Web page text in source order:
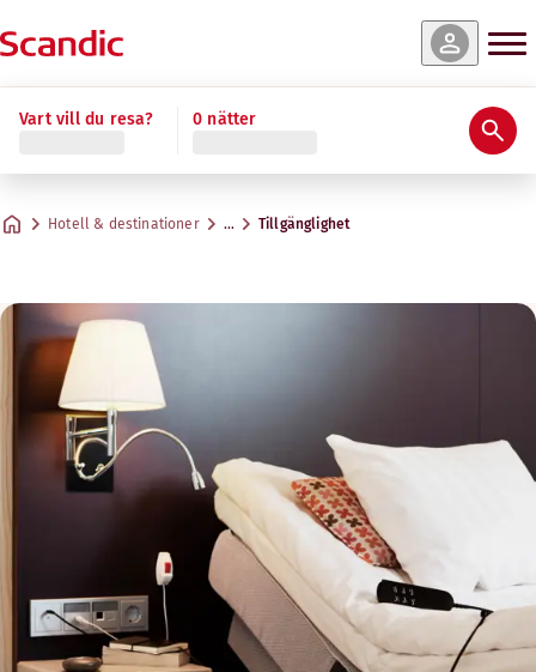
Vart vill du resa? 0 nätter
Hotell & destinationer … Tillgänglighet